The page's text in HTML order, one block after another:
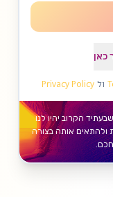
כאן
ול Privacy Policy
הקרוב יהיו לנו
אותה בצורה